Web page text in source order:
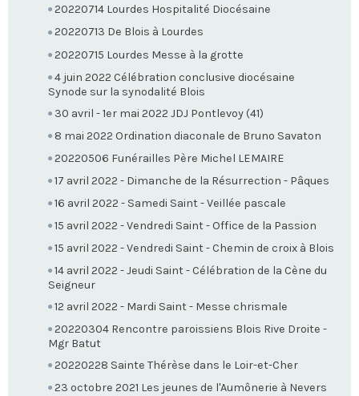
20220714 Lourdes Hospitalité Diocésaine
20220713 De Blois à Lourdes
20220715 Lourdes Messe à la grotte
4 juin 2022 Célébration conclusive diocésaine
Synode sur la synodalité Blois
30 avril - 1er mai 2022 JDJ Pontlevoy (41)
8 mai 2022 Ordination diaconale de Bruno Savaton
20220506 Funérailles Père Michel LEMAIRE
17 avril 2022 - Dimanche de la Résurrection - Pâques
16 avril 2022 - Samedi Saint - Veillée pascale
15 avril 2022 - Vendredi Saint - Office de la Passion
15 avril 2022 - Vendredi Saint - Chemin de croix à Blois
14 avril 2022 - Jeudi Saint - Célébration de la Cène du
Seigneur
12 avril 2022 - Mardi Saint - Messe chrismale
20220304 Rencontre paroissiens Blois Rive Droite -
Mgr Batut
20220228 Sainte Thérèse dans le Loir-et-Cher
23 octobre 2021 Les jeunes de l'Aumônerie à Nevers